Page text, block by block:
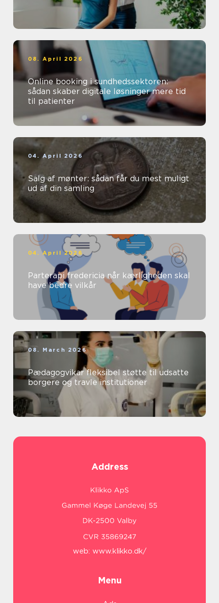
08. April 2026
Online booking i sundhedssektoren:
sådan skaber digitale løsninger mere tid
til patienter
04. April 2026
Salg af mønter: sådan får du mest muligt
ud af din samling
04. April 2026
Parterapi fredericia når kærligheden skal
have bedre vilkår
08. March 2026
Pædagogvikar fleksibel støtte til udsatte
borgere og travle institutioner
Address
web: www.klikko.dk/
Menu